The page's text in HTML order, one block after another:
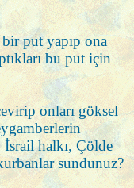
put yapıp ona
bu put için
onları göksel
İsrail halkı, Çölde
sundunuz?